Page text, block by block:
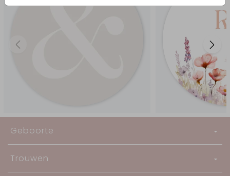
Geboorte
Trouwen